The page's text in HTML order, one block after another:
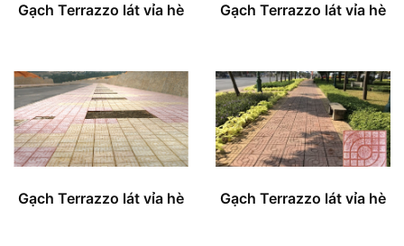
Gạch Terrazzo lát vỉa hè Gạch Terrazzo lát vỉa hè
Gạch Terrazzo lát vỉa hè Gạch Terrazzo lát vỉa hè